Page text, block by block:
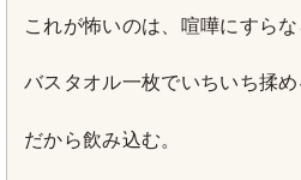
これが怖いのは、喧嘩にすらな
バスタオル一枚でいちいち揉め
だから飲み込む。